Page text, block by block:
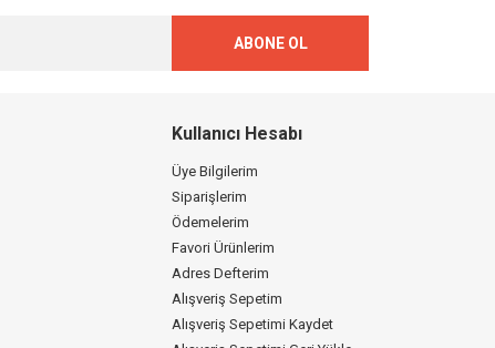
ABONE OL
Kullanıcı Hesabı
Üye Bilgilerim
Siparişlerim
Ödemelerim
Favori Ürünlerim
Adres Defterim
Alışveriş Sepetim
Alışveriş Sepetimi Kaydet